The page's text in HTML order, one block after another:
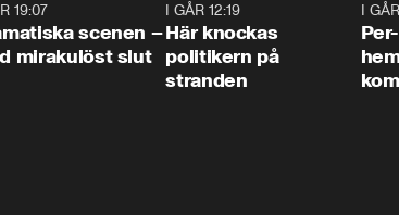
19:07
scenen –
mirakulöst slut
I GÅR 12:19
Här knockas
politikern på
stranden
I